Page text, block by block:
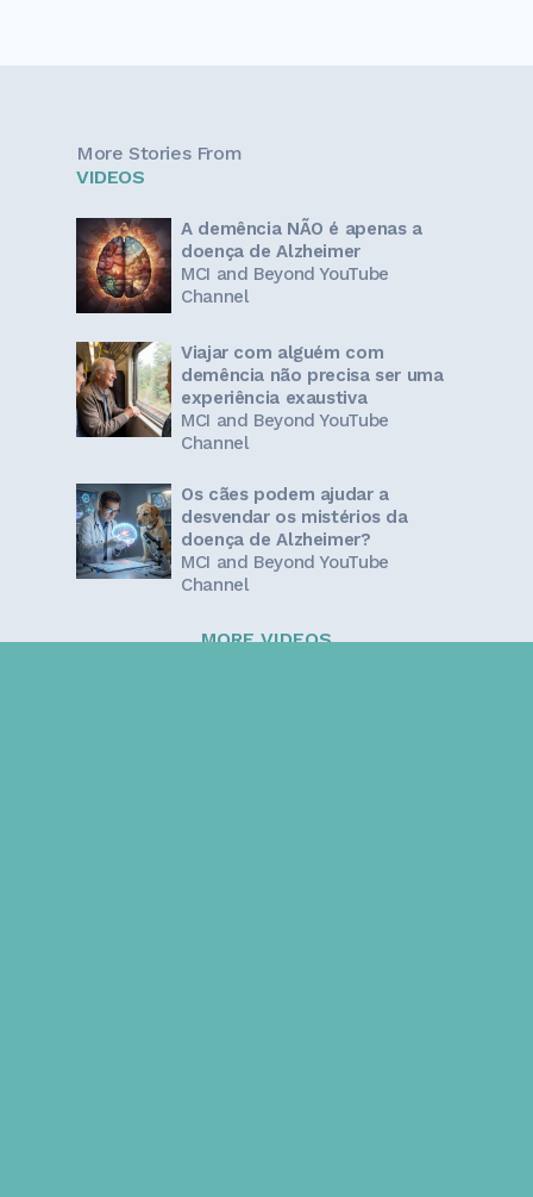
More Stories From
VIDEOS
A demência NÃO é apenas a
doença de Alzheimer
MCI and Beyond YouTube
Channel
Viajar com alguém com
demência não precisa ser uma
experiência exaustiva
MCI and Beyond YouTube
Channel
Os cães podem ajudar a
desvendar os mistérios da
doença de Alzheimer?
MCI and Beyond YouTube
Channel
MORE VIDEOS